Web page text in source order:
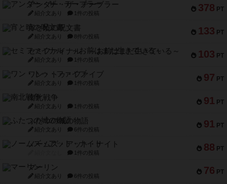
378 PT
アンダー・ザ・テーブラー
紹介文あり 1件の投稿
133 PT
宵と暁の呪文書
紹介文あり 8件の投稿
103 PT
セミファイナル ～お前はまだ生きている～
紹介文あり 1件の投稿
97 PT
ワン・トゥ・ファイブ
紹介文あり 1件の投稿
91 PT
南北戦争
紹介文あり 1件の投稿
91 PT
ふたつの城の物語
紹介文あり 6件の投稿
88 PT
ノームズ・アット・ナイト
1件の投稿
76 PT
マーリン
紹介文あり 6件の投稿